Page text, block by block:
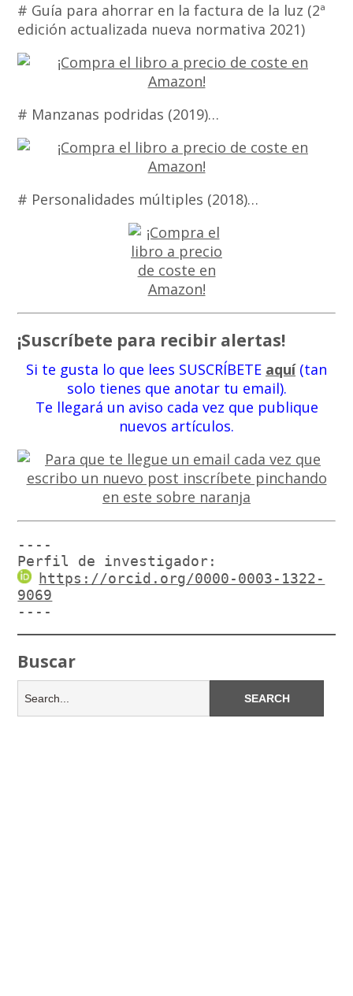
# Guía para ahorrar en la factura de la luz (2ª
edición actualizada nueva normativa 2021)
# Manzanas podridas (2019)…
# Personalidades múltiples (2018)…
¡Suscríbete para recibir alertas!
Si te gusta lo que lees SUSCRÍBETE aquí(tan
solo tienes que anotar tu email).
Te llegará un aviso cada vez que publique
nuevos artículos.
----
Perfil de investigador:
https://orcid.org/0000-0003-1322-
9069
----
Buscar